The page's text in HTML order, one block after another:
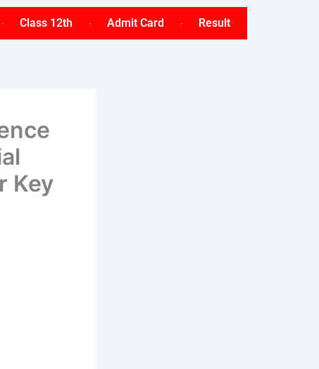
Class 12th Admit Card Result
Key